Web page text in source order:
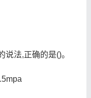
法,正确的是()。